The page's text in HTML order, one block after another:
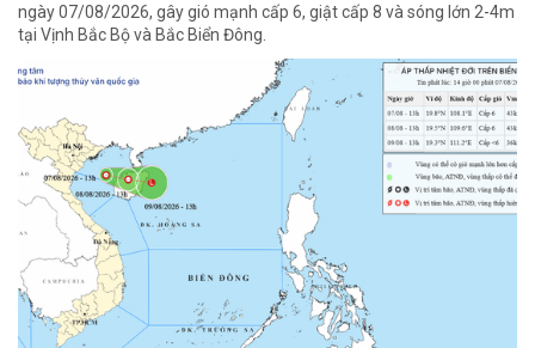
ngày 07/08/2026, gây gió mạnh cấp 6, giật cấp 8 và sóng lớn 2-4m
tại Vịnh Bắc Bộ và Bắc Biển Đông.